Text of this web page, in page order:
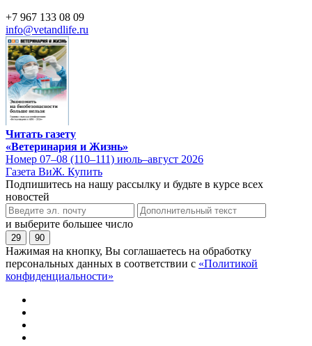
+7 967 133 08 09
info@vetandlife.ru
Читать газету
«Ветеринария и Жизнь»
Номер 07–08 (110–111) июль–август 2026
Газета ВиЖ. Купить
Подпишитесь на нашу рассылку и будьте в курсе всех
новостей
и выберите большее число
29 90
Нажимая на кнопку, Вы соглашаетесь на обработку
персональных данных в соответствии с «Политикой
конфиденциальности»